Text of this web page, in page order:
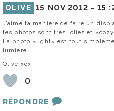
OLIVE 15 NOV 2012 -15
J’aime ta manière de faire un
tes photos sont très jolies et
La photo «light» est tout
lumière.
Olive xox
0
RÉPONDRE